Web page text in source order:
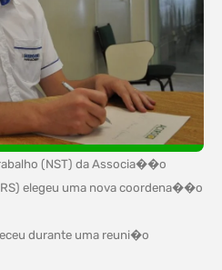
(NST) da Associa��o
elegeu uma nova coordena��o
durante uma reuni�o